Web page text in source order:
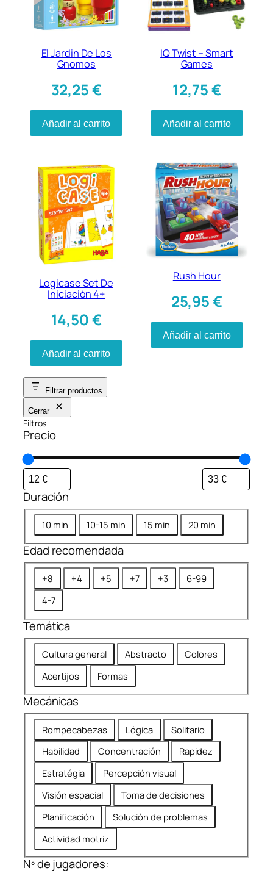
El Jardin De Los
Gnomos
32,25€
Añadir al carrito
IQ Twist – Smart
Games
12,75€
Añadir al carrito
Logicase Set De
Iniciación 4+
14,50€
Añadir al carrito
Rush Hour
25,95€
Añadir al carrito
Filtrar productos
Cerrar
Filtros
Precio
Duración
D
u
r
a
ó
n
10 min 10-15 min 15 min 20 min
Edad recomendada
d
d
r
c
m
e
d
a
a
+8 +4 +5 +7 +3
6-99
4-7
Temática
T
e
m
á
t
c
Cultura general Abstracto
Colores
Acertijos
Formas
Mecánicas
M
e
n
i
a
s
Rompecabezas Lógica
Solitario
Habilidad
Concentración
Rapidez
Estratégia
Percepción visual
Visión espacial
Toma de decisiones
Planificación
Solución de problemas
Actividad motriz
Nº de jugadores: